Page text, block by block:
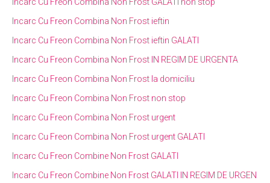
Incarc Cu Freon Combina Non Frost ieftin
Incarc Cu Freon Combina Non Frost ieftin GALATI
Incarc Cu Freon Combina Non Frost IN REGIM DE URGENTA
Incarc Cu Freon Combina Non Frost la domiciliu
Incarc Cu Freon Combina Non Frost non stop
Incarc Cu Freon Combina Non Frost urgent
Incarc Cu Freon Combina Non Frost urgent GALATI
Incarc Cu Freon Combine Non Frost GALATI
Incarc Cu Freon Combine Non Frost GALATI IN REGIM DE URGEN